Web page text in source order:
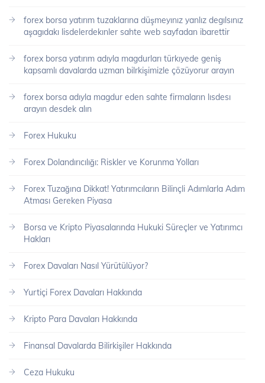
forex borsa yatırım tuzaklarına düşmeyınız yanlız degılsınız
aşagıdakı lisdelerdekınler sahte web sayfadan ibarettir
forex borsa yatırım adıyla magdurları türkıyede geniş
kapsamlı davalarda uzman bilrkişimizle çözüyorur arayın
forex borsa adıyla magdur eden sahte firmaların lısdesı
arayın desdek alın
Forex Hukuku
Forex Dolandırıcılığı: Riskler ve Korunma Yolları
Forex Tuzağına Dikkat! Yatırımcıların Bilinçli Adımlarla Adım
Atması Gereken Piyasa
Borsa ve Kripto Piyasalarında Hukuki Süreçler ve Yatırımcı
Hakları
Forex Davaları Nasıl Yürütülüyor?
Yurtiçi Forex Davaları Hakkında
Kripto Para Davaları Hakkında
Finansal Davalarda Bilirkişiler Hakkında
Ceza Hukuku